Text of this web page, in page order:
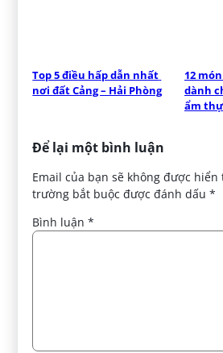
Top 5 điều hấp dẫn nhất
nơi đất Cảng – Hải Phòng
12
dành
ẩm
Để lại một bình luận
Email của bạn sẽ không được hiển
trường bắt buộc được đánh dấu*
Bình luận*